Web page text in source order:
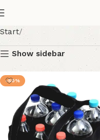
Start
Show sidebar
-50%